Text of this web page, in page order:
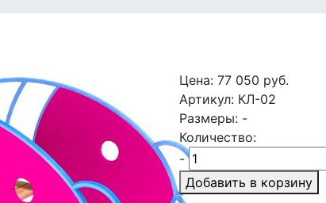
Цена: 77 050 руб.
Артикул: КЛ-02
Размеры: -
Количество:
-
Добавить в корзину